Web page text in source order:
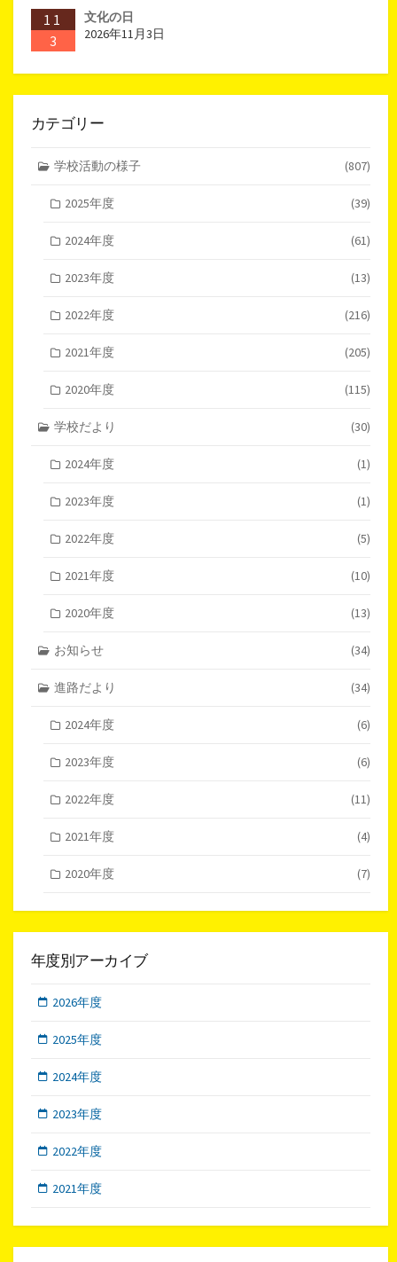
11
3
文化の日
2026年11月3日
カテゴリー
学校活動の様子 (807)
2025年度 (39)
2024年度 (61)
2023年度 (13)
2022年度 (216)
2021年度 (205)
2020年度 (115)
学校だより (30)
2024年度 (1)
2023年度 (1)
2022年度 (5)
2021年度 (10)
2020年度 (13)
お知らせ (34)
進路だより (34)
2024年度 (6)
2023年度 (6)
2022年度 (11)
2021年度 (4)
2020年度 (7)
年度別アーカイブ
2026年度
2025年度
2024年度
2023年度
2022年度
2021年度